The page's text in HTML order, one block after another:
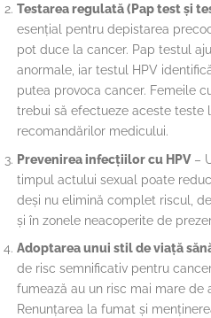
Testarea regulată (Pap test și
esențial pentru depistarea
pot duce la cancer. Pap testul
anormale, iar testul HPV
putea provoca cancer. Femeile
trebui să efectueze aceste teste
recomandărilor medicului.
Prevenirea infecțiilor cu HPV–
timpul actului sexual poate
deși nu elimină complet riscul,
și în zonele neacoperite de
Adoptarea unui stil de viață
de risc semnificativ pentru
fumează au un risc mai mare de
Renunțarea la fumat și